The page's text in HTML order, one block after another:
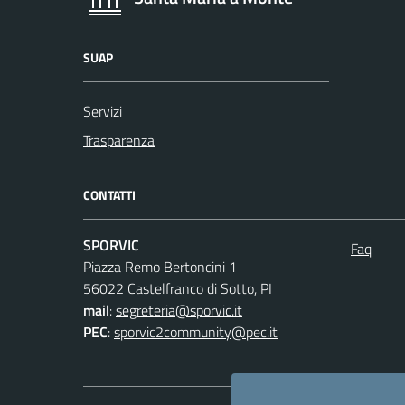
SUAP
Servizi
Trasparenza
CONTATTI
SPORVIC
Piazza Remo Bertoncini 1
56022 Castelfranco di Sotto, PI
mail:segreteria@sporvic.it
PEC:sporvic2community@pec.it
Faq